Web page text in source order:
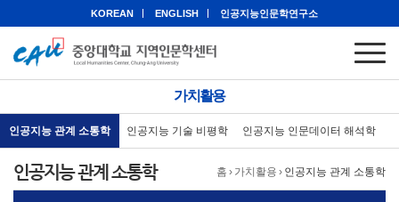
KOREAN ENGLISH 인공지능인문학연구소
가치활용
인공지능 관계 소통학 인공지능 기술 비평학 인공지능 인문데이터 해석학
홈 › 가치활용 › 인공지능 관계 소통학
인공지능 관계 소통학